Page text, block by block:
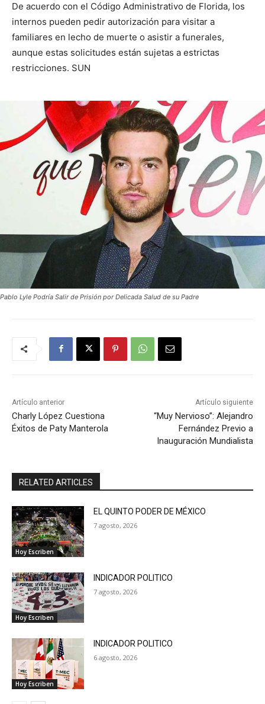
De acuerdo con el Código Administrativo de Florida, los
internos pueden pedir autorización para visitar a
familiares en lecho de muerte o asistir a funerales,
aunque estas solicitudes están sujetas a estrictas
restricciones. SUN
Pablo Lyle Podría Salir de Prisión por Delicada Salud de su Padre
Artículo anterior
Charly López Cuestiona
Éxitos de Paty Manterola
Artículo siguiente
“Muy Nervioso”: Alejandro
Fernández Previo a
Inauguración Mundialista
RELATED ARTICLES
Hoy Escriben
EL QUINTO PODER DE MÉXICO
7 agosto, 2026
Hoy Escriben
INDICADOR POLITICO
7 agosto, 2026
Hoy Escriben
INDICADOR POLITICO
6 agosto, 2026